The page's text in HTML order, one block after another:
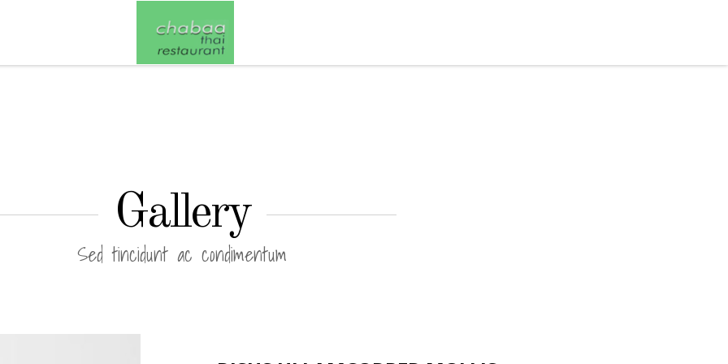
Gallery
Sed tincidunt ac condimentum